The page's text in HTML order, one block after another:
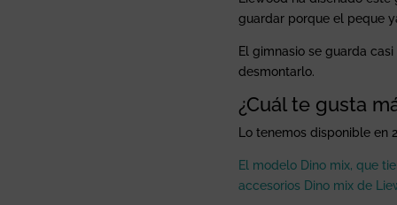
guardar porque el peque
El gimnasio se guarda
desmontarlo.
¿Cuál te gusta
Lo tenemos disponible
El modelo Dino mix, que
accesorios Dino mix de